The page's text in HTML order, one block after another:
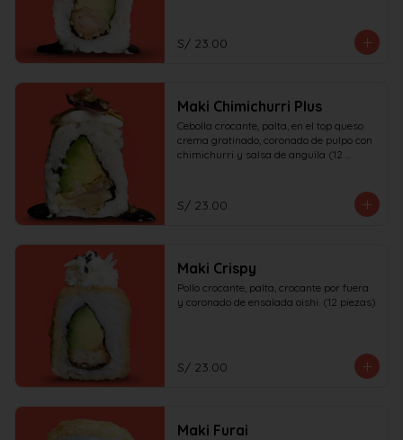
S/ 23.00
Maki Chimichurri Plus
Cebolla crocante, palta, en el top queso
crema gratinado, coronado de pulpo con
chimichurri y salsa de anguila (12
S/ 23.00
Maki Crispy
Pollo crocante, palta, crocante por fuera
y coronado de ensalada oishi. (12 piezas)
S/ 23.00
Maki Furai